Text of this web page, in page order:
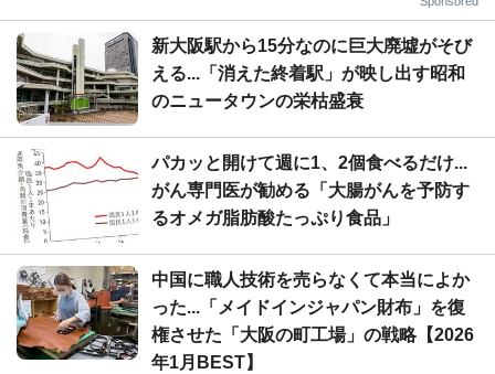
新大阪駅から15分なのに巨大廃墟がそび
える...「消えた終着駅」が映し出す昭和
のニュータウンの栄枯盛衰
パカッと開けて週に1、2個食べるだけ...
がん専門医が勧める「大腸がんを予防す
るオメガ脂肪酸たっぷり食品」
中国に職人技術を売らなくて本当によか
った...「メイドインジャパン財布」を復
権させた「大阪の町工場」の戦略【2026
年1月BEST】